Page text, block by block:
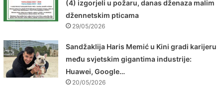
(4) izgorjeli u požaru, danas dženaza malim
džennetskim pticama
29/05/2026
Sandžaklija Haris Memić u Kini gradi karijeru
među svjetskim gigantima industrije:
Huawei, Google…
20/05/2026